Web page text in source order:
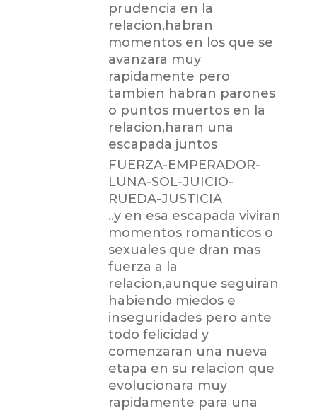
prudencia en la
relacion,habran
momentos en los que se
avanzara muy
rapidamente pero
tambien habran parones
o puntos muertos en la
relacion,haran una
escapada juntos
FUERZA-EMPERADOR-
LUNA-SOL-JUICIO-
RUEDA-JUSTICIA
..y en esa escapada viviran
momentos romanticos o
sexuales que dran mas
fuerza a la
relacion,aunque seguiran
habiendo miedos e
inseguridades pero ante
todo felicidad y
comenzaran una nueva
etapa en su relacion que
evolucionara muy
rapidamente para una